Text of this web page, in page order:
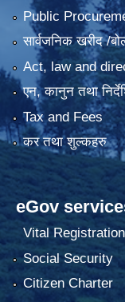
Public
सार्वजनिक खरीद /
Act, law and
एन, कानुन तथा
Tax and Fees
कर तथा शुल्कहरु
eGov
Vital Registration
Social Security
Citizen Charter